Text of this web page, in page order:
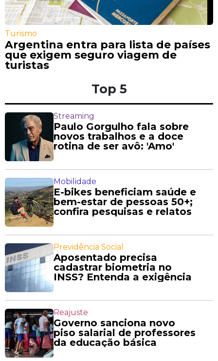
Turismo
Argentina entra para lista de países
que exigem seguro viagem de
turistas
Top 5
Streaming
Paulo Gorgulho fala sobre
novos trabalhos e a doce
rotina de ser avô: 'Amo'
Mobilidade
E-bikes beneficiam saúde e
bem-estar de pessoas 50+;
confira pesquisas e relatos
Previdência Social
Aposentado precisa
cadastrar biometria no
INSS? Entenda a exigência
Reajuste
Governo sanciona novo
piso salarial de professores
da educação básica